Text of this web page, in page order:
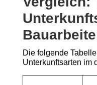
Die folgende
Unterkunftsarten im